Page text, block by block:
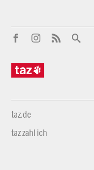
taz.de
taz zahl ich